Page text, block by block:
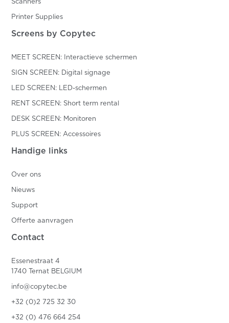
Scanners
Printer Supplies
Screens by Copytec
MEET SCREEN: Interactieve schermen
SIGN SCREEN: Digital signage
LED SCREEN: LED-schermen
RENT SCREEN: Short term rental
DESK SCREEN: Monitoren
PLUS SCREEN: Accessoires
Handige links
Over ons
Nieuws
Support
Offerte aanvragen
Contact
Essenestraat 4
1740 Ternat BELGIUM
info@copytec.be
+32 (0)2 725 32 30
+32 (0) 476 664 254